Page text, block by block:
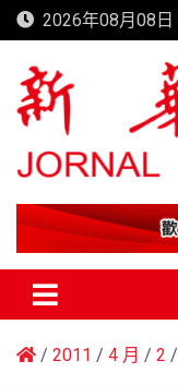
Skip
to
content
2026年08月08日
新華澳報
2011 4 月 2